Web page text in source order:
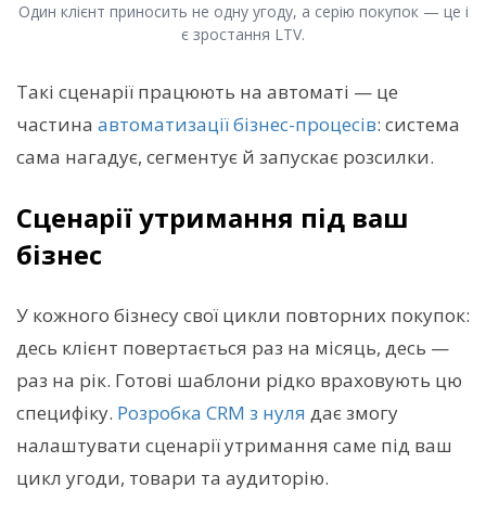
Один клієнт приносить не одну угоду, а серію покупок — це і
є зростання LTV.
Такі сценарії працюють на автоматі — це
частина автоматизації бізнес-процесів: система
сама нагадує, сегментує й запускає розсилки.
Сценарії утримання під ваш
бізнес
У кожного бізнесу свої цикли повторних покупок:
десь клієнт повертається раз на місяць, десь —
раз на рік. Готові шаблони рідко враховують цю
специфіку. Розробка CRM з нуля дає змогу
налаштувати сценарії утримання саме під ваш
цикл угоди, товари та аудиторію.